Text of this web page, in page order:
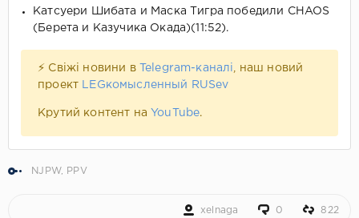
Катсуери Шибата и Маска Тигра победили CHAOS
(Берета и Казучика Окада)(11:52).
⚡ Свіжі новини в Telegram-каналі
, наш новий
проект
LEGкомысленный RUSev
Крутий контент на YouTube.
NJPW, PPV
xelnaga 0 822